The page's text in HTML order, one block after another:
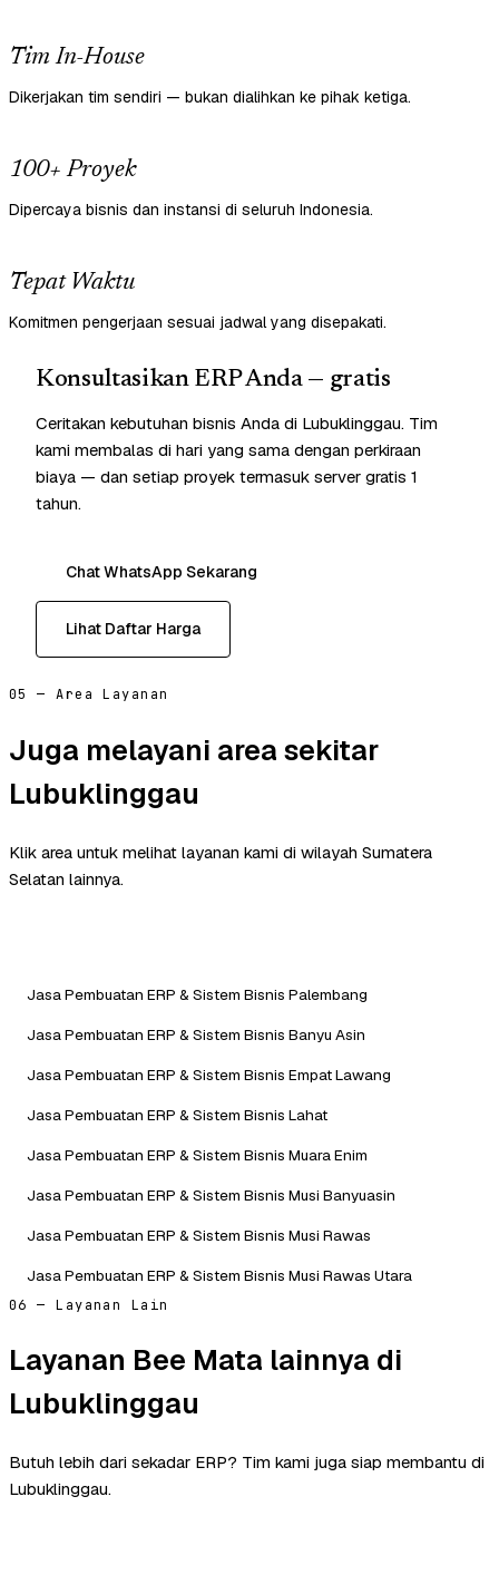
Tim In-House
Dikerjakan tim sendiri — bukan dialihkan ke pihak ketiga.
100+ Proyek
Dipercaya bisnis dan instansi di seluruh Indonesia.
Tepat Waktu
Komitmen pengerjaan sesuai jadwal yang disepakati.
Konsultasikan ERP Anda — gratis
Ceritakan kebutuhan bisnis Anda di Lubuklinggau. Tim
kami membalas di hari yang sama dengan perkiraan
biaya — dan setiap proyek termasuk server gratis 1
tahun.
Chat WhatsApp Sekarang
Lihat Daftar Harga
05 — Area Layanan
Juga melayani area sekitar
Lubuklinggau
Klik area untuk melihat layanan kami di wilayah Sumatera
Selatan lainnya.
Jasa Pembuatan ERP & Sistem Bisnis Palembang
Jasa Pembuatan ERP & Sistem Bisnis Banyu Asin
Jasa Pembuatan ERP & Sistem Bisnis Empat Lawang
Jasa Pembuatan ERP & Sistem Bisnis Lahat
Jasa Pembuatan ERP & Sistem Bisnis Muara Enim
Jasa Pembuatan ERP & Sistem Bisnis Musi Banyuasin
Jasa Pembuatan ERP & Sistem Bisnis Musi Rawas
Jasa Pembuatan ERP & Sistem Bisnis Musi Rawas Utara
06 — Layanan Lain
Layanan Bee Mata lainnya di
Lubuklinggau
Butuh lebih dari sekadar ERP? Tim kami juga siap membantu di
Lubuklinggau.